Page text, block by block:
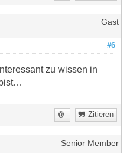
Gast
#6
zu wissen in
Zitieren
Senior Member